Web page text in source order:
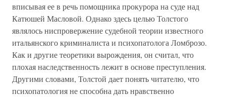
вписывая ее в речь помощника прокурора на суде над
Катюшей Масловой. Однако здесь целью Толстого
являлось ниспровержение судебной теории известного
итальянского криминалиста и психопатолога Ломброзо.
Как и другие теоретики вырождения, он считал, что
плохая наследственность лежит в основе преступления.
Другими словами, Толстой дает понять читателю, что
психопатология не способна дать нравственно